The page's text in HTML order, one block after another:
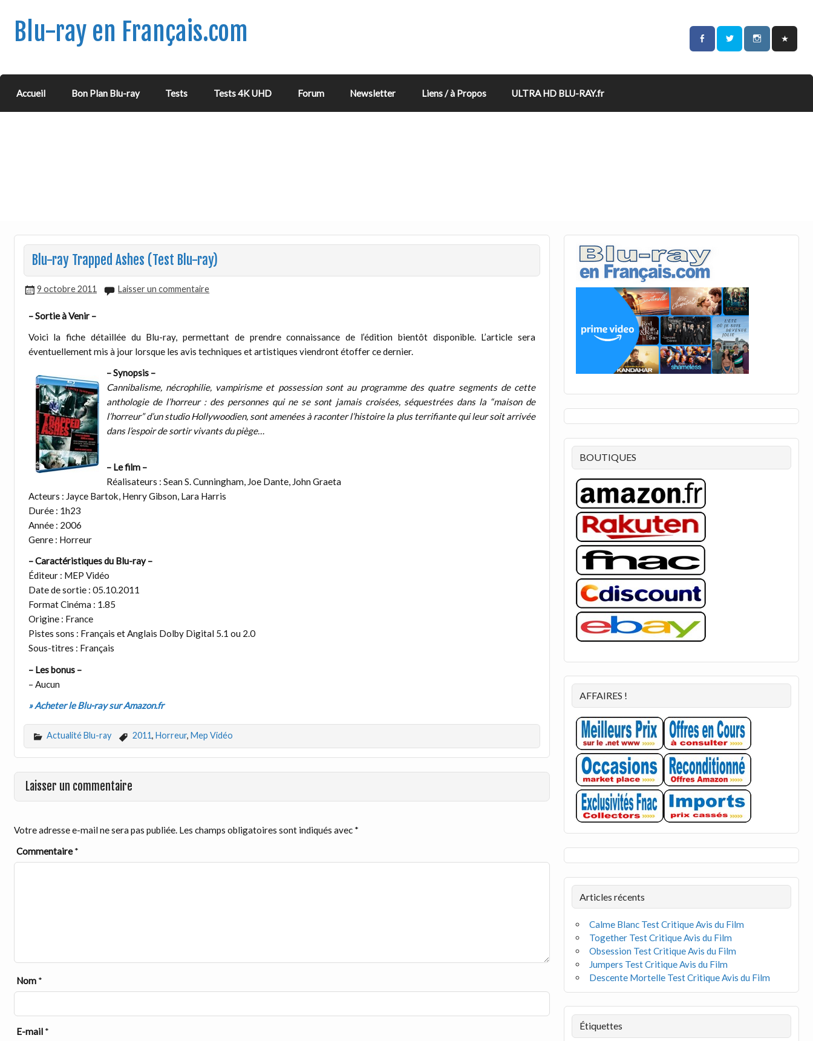
Blu-ray en Français.com
Accueil Bon Plan Blu-ray Tests Tests 4K UHD Forum Newsletter Liens / à Propos ULTRA HD BLU-RAY.fr
Blu-ray Trapped Ashes (Test Blu-ray)
9 octobre 2011 Laisser un commentaire
– Sortie à Venir –
Voici la fiche détaillée du Blu-ray, permettant de prendre connaissance de l’édition bientôt disponible. L’article sera
éventuellement mis à jour lorsque les avis techniques et artistiques viendront étoffer ce dernier.
– Synopsis –
Cannibalisme, nécrophilie, vampirisme et possession sont au programme des quatre segments de cette
anthologie de l’horreur : des personnes qui ne se sont jamais croisées, séquestrées dans la “maison de
l’horreur” d’un studio Hollywoodien, sont amenées à raconter l’histoire la plus terrifiante qui leur soit arrivée
dans l’espoir de sortir vivants du piège…
– Le film –
Réalisateurs : Sean S. Cunningham, Joe Dante, John Graeta
Acteurs : Jayce Bartok, Henry Gibson, Lara Harris
Durée : 1h23
Année : 2006
Genre : Horreur
– Caractéristiques du Blu-ray –
Éditeur : MEP Vidéo
Date de sortie : 05.10.2011
Format Cinéma : 1.85
Origine : France
Pistes sons : Français et Anglais Dolby Digital 5.1 ou 2.0
Sous-titres : Français
– Les bonus –
– Aucun
» Acheter le Blu-ray sur Amazon.fr
Actualité Blu-ray 2011, Horreur, Mep Vidéo
Laisser un commentaire
Votre adresse e-mail ne sera pas publiée. Les champs obligatoires sont indiqués avec *
Commentaire*
Nom *
E-mail *
BOUTIQUES
AFFAIRES !
Articles récents
Calme Blanc Test Critique Avis du Film
Together Test Critique Avis du Film
Obsession Test Critique Avis du Film
Jumpers Test Critique Avis du Film
Descente Mortelle Test Critique Avis du Film
Étiquettes